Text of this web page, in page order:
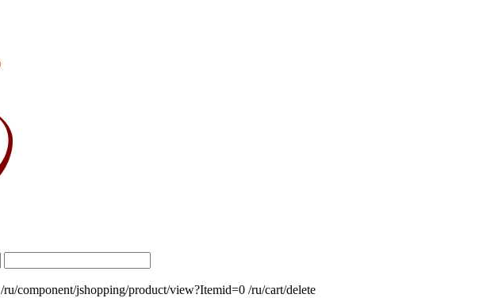
/ru/component/jshopping/product/view?Itemid=0 /ru/cart/delete